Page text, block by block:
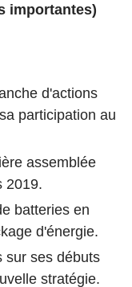
importantes)
d'actions
participation au
assemblée
2019.
batteries en
d'énergie.
sur ses débuts
stratégie.